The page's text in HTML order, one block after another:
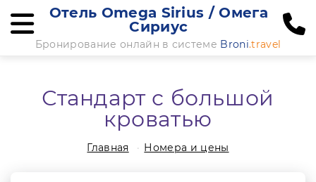
Отель Omega Sirius / Омега
Сириус
Бронирование онлайн в системе Broni.travel
Стандарт с большой
кроватью
Главная Номера и цены